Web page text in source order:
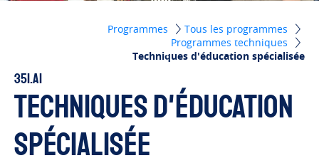
Programmes
Tous les programmes
Programmes techniques
Techniques d'éducation spécialisée
351.A1
Techniques d'éducation
spécialisée